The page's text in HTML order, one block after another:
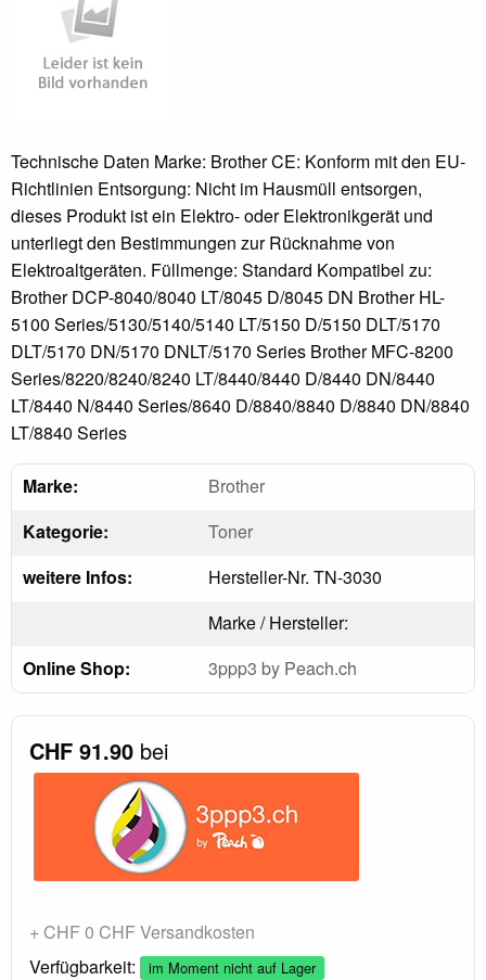
Technische Daten Marke: Brother CE: Konform mit den EU-
Richtlinien Entsorgung: Nicht im Hausmüll entsorgen,
dieses Produkt ist ein Elektro- oder Elektronikgerät und
unterliegt den Bestimmungen zur Rücknahme von
Elektroaltgeräten. Füllmenge: Standard Kompatibel zu:
Brother DCP-8040/8040 LT/8045 D/8045 DN Brother HL-
5100 Series/5130/5140/5140 LT/5150 D/5150 DLT/5170
DLT/5170 DN/5170 DNLT/5170 Series Brother MFC-8200
Series/8220/8240/8240 LT/8440/8440 D/8440 DN/8440
LT/8440 N/8440 Series/8640 D/8840/8840 D/8840 DN/8840
LT/8840 Series
Marke:
Brother
Kategorie:
Toner
weitere Infos:
Hersteller-Nr. TN-3030
Marke / Hersteller:
Online Shop:
3ppp3 by Peach.ch
CHF 91.90 bei
+ CHF 0 CHF Versandkosten
Verfügbarkeit:
im Moment nicht auf Lager